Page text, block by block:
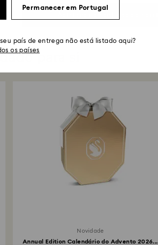
para si
Novidade
Annual Edition Calendário do Advento 2026...
Permanecer em Portugal
país de entrega não está listado aqui?
os países